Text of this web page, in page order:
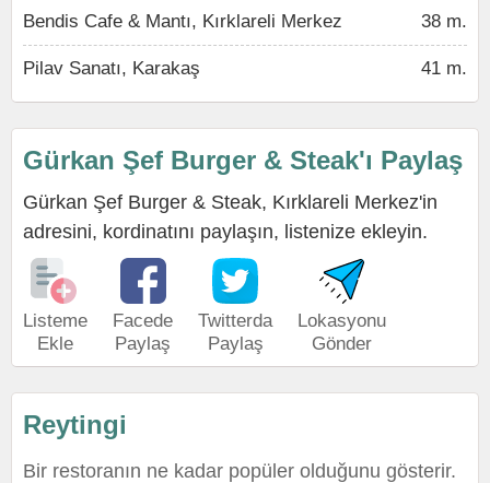
Bendis Cafe & Mantı, Kırklareli Merkez 38 m.
Pilav Sanatı, Karakaş 41 m.
Gürkan Şef Burger & Steak'ı Paylaş
Gürkan Şef Burger & Steak, Kırklareli Merkez'in
adresini, kordinatını paylaşın, listenize ekleyin.
Listeme
Ekle
Facede
Paylaş
Twitterda
Paylaş
Lokasyonu
Gönder
Reytingi
Bir restoranın ne kadar popüler olduğunu gösterir.